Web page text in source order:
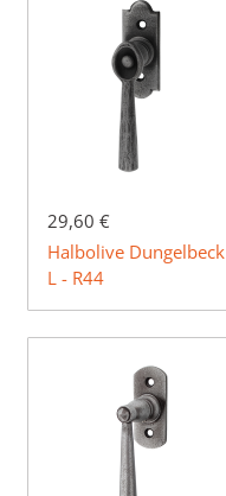
29,60 €
Halbolive Dungelbeck
L - R44